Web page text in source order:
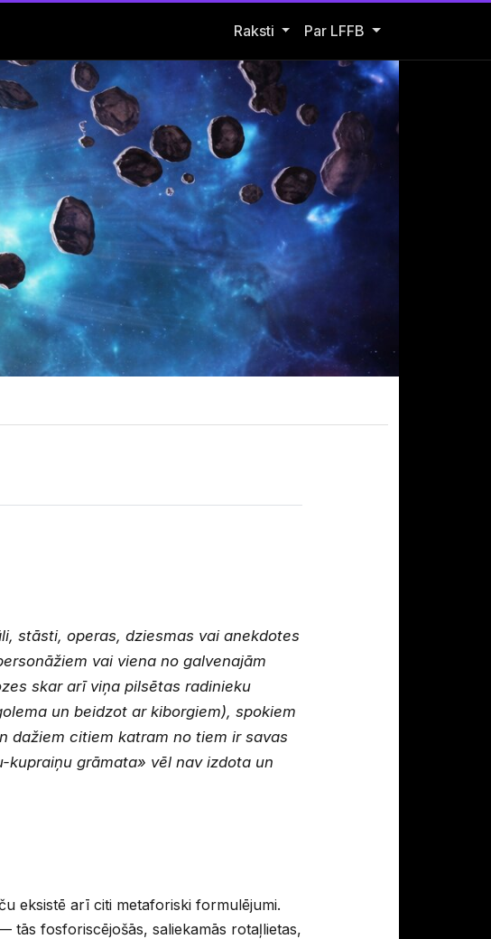
Raksti Open Raksti submenu
Par LFFB
stāsti, operas, dziesmas vai anekdotes
vai viena no galvenajām
skar arī viņa pilsētas radinieku
un beidzot ar kiborgiem), spokiem
dažiem citiem katram no tiem ir savas
grāmata» vēl nav izdota un
eksistē arī citi metaforiski formulējumi.
tās fosforiscējošās, saliekamās rotaļlietas,